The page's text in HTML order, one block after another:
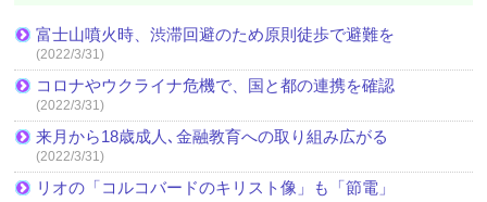
富士山噴火時、渋滞回避のため原則徒歩で避難を
(2022/3/31)
コロナやウクライナ危機で、国と都の連携を確認
(2022/3/31)
来月から18歳成人､金融教育への取り組み広がる
(2022/3/31)
リオの「コルコバードのキリスト像」も「節電」